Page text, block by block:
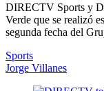
DIRECTV Sports y
Verde que se realizó
segunda fecha del
Sports
Jorge Villanes